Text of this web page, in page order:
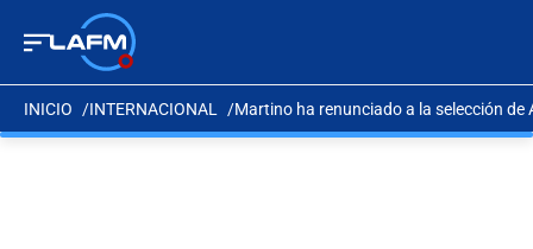
INICIO INTERNACIONAL Martino ha renunciado a la selección de